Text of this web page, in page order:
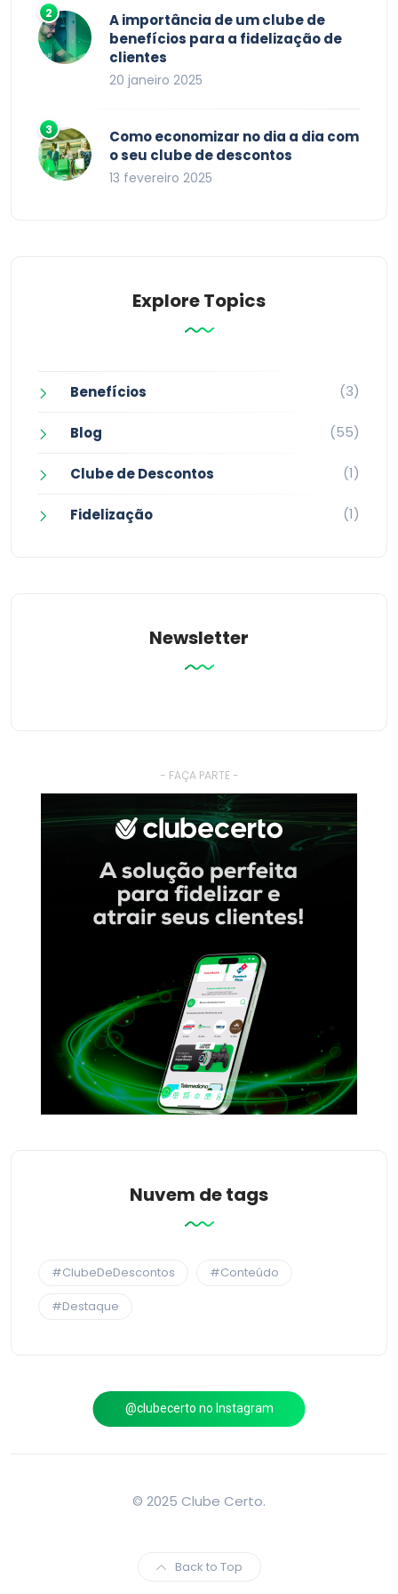
A importância de um clube de
benefícios para a fidelização de
clientes
20 janeiro 2025
Como economizar no dia a dia com
o seu clube de descontos
13 fevereiro 2025
Explore Topics
Benefícios (3)
Blog (55)
Clube de Descontos (1)
Fidelização (1)
Newsletter
- FAÇA PARTE -
Nuvem de tags
#ClubeDeDescontos
#Conteúdo
#Destaque
@clubecerto no Instagram
© 2025 Clube Certo.
Back to Top